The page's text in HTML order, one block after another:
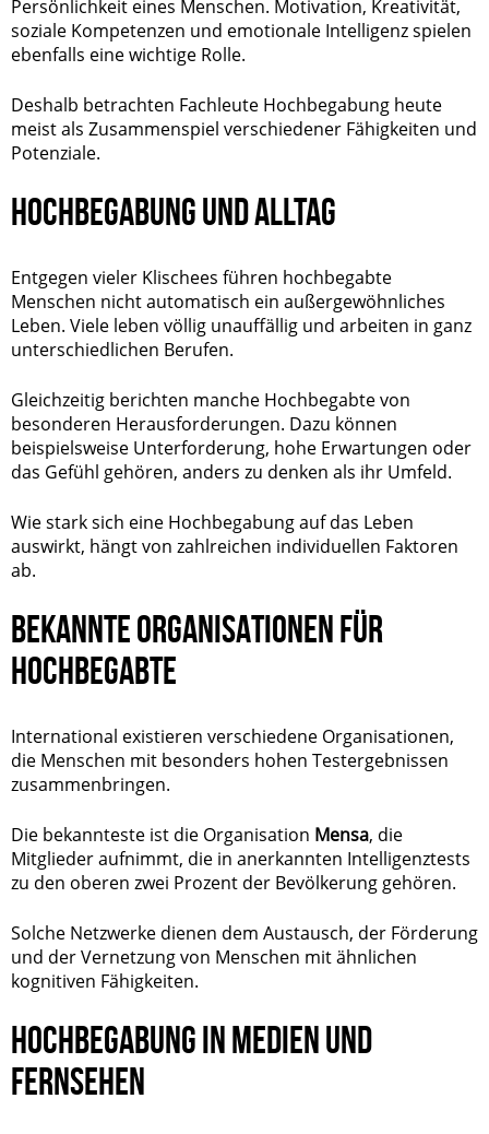
Persönlichkeit eines Menschen. Motivation, Kreativität,
soziale Kompetenzen und emotionale Intelligenz spielen
ebenfalls eine wichtige Rolle.
Deshalb betrachten Fachleute Hochbegabung heute
meist als Zusammenspiel verschiedener Fähigkeiten und
Potenziale.
HOCHBEGABUNG UND ALLTAG
Entgegen vieler Klischees führen hochbegabte
Menschen nicht automatisch ein außergewöhnliches
Leben. Viele leben völlig unauffällig und arbeiten in ganz
unterschiedlichen Berufen.
Gleichzeitig berichten manche Hochbegabte von
besonderen Herausforderungen. Dazu können
beispielsweise Unterforderung, hohe Erwartungen oder
das Gefühl gehören, anders zu denken als ihr Umfeld.
Wie stark sich eine Hochbegabung auf das Leben
auswirkt, hängt von zahlreichen individuellen Faktoren
ab.
BEKANNTE ORGANISATIONEN FÜR
HOCHBEGABTE
International existieren verschiedene Organisationen,
die Menschen mit besonders hohen Testergebnissen
zusammenbringen.
Die bekannteste ist die Organisation Mensa, die
Mitglieder aufnimmt, die in anerkannten Intelligenztests
zu den oberen zwei Prozent der Bevölkerung gehören.
Solche Netzwerke dienen dem Austausch, der Förderung
und der Vernetzung von Menschen mit ähnlichen
kognitiven Fähigkeiten.
HOCHBEGABUNG IN MEDIEN UND
FERNSEHEN